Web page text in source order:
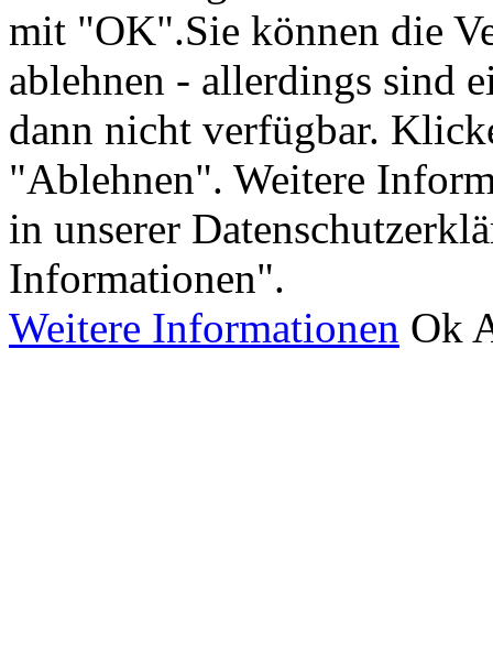
mit "OK".Sie können die
ablehnen - allerdings sind
dann nicht verfügbar.
"Ablehnen". Weitere
in unserer
Informationen".
Weitere Informationen Ok